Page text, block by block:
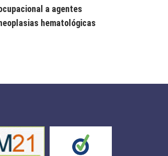
a agentes
hematológicas